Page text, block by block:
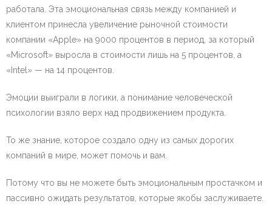
работала. Эта эмоциональная связь между компанией и
клиентом принесла увеличение рыночной стоимости
компании «Apple» на 9000 процентов в период, за который
«Microsoft» выросла в стоимости лишь на 5 процентов, а
«Intel» — на 14 процентов.
Эмоции выиграли в логики, а понимание человеческой
психологии взяло верх над продвижением продукта.
То же знание, которое создало одну из самых дорогих
компаний в мире, может помочь и вам.
Потому что вы не можете быть эмоциональным простачком и
пассивно ожидать результатов, которые якобы заслуживаете.